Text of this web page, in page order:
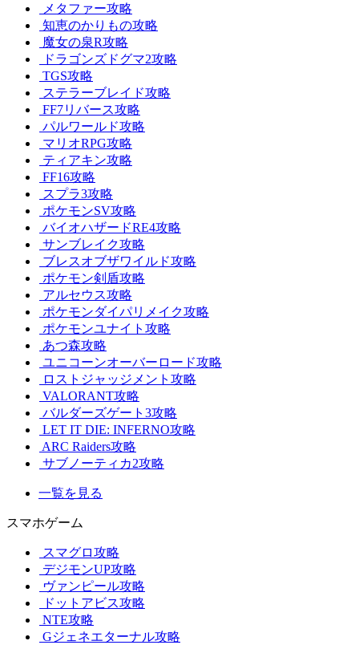
メタファー攻略
知恵のかりもの攻略
魔女の泉R攻略
ドラゴンズドグマ2攻略
TGS攻略
ステラーブレイド攻略
FF7リバース攻略
パルワールド攻略
マリオRPG攻略
ティアキン攻略
FF16攻略
スプラ3攻略
ポケモンSV攻略
バイオハザードRE4攻略
サンブレイク攻略
ブレスオブザワイルド攻略
ポケモン剣盾攻略
アルセウス攻略
ポケモンダイパリメイク攻略
ポケモンユナイト攻略
あつ森攻略
ユニコーンオーバーロード攻略
ロストジャッジメント攻略
VALORANT攻略
バルダーズゲート3攻略
LET IT DIE: INFERNO攻略
ARC Raiders攻略
サブノーティカ2攻略
一覧を見る
スマホゲーム
スマグロ攻略
デジモンUP攻略
ヴァンピール攻略
ドットアビス攻略
NTE攻略
Gジェネエターナル攻略